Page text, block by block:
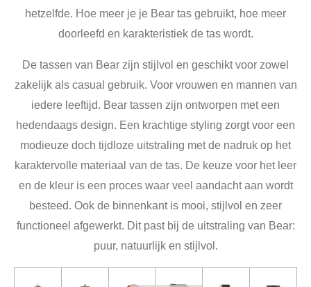
hetzelfde. Hoe meer je je Bear tas gebruikt, hoe meer
doorleefd en karakteristiek de tas wordt.
De tassen van Bear zijn stijlvol en geschikt voor zowel
zakelijk als casual gebruik. Voor vrouwen en mannen van
iedere leeftijd. Bear tassen zijn ontworpen met een
hedendaags design. Een krachtige styling zorgt voor een
modieuze doch tijdloze uitstraling met de nadruk op het
karaktervolle materiaal van de tas. De keuze voor het leer
en de kleur is een proces waar veel aandacht aan wordt
besteed. Ook de binnenkant is mooi, stijlvol en zeer
functioneel afgewerkt. Dit past bij de uitstraling van Bear:
puur, natuurlijk en stijlvol.